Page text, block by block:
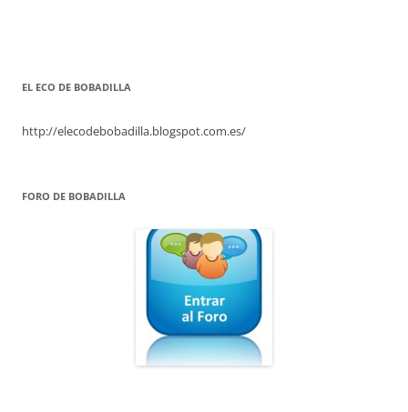
EL ECO DE BOBADILLA
http://elecodebobadilla.blogspot.com.es/
FORO DE BOBADILLA